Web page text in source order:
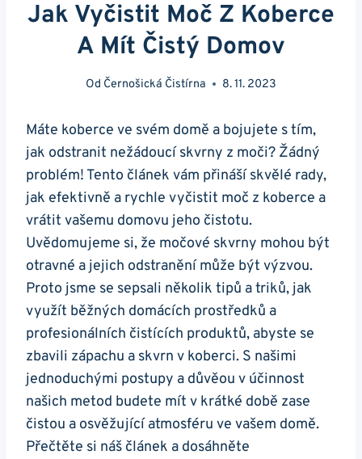
Jak Vyčistit Moč Z Koberce
A Mít Čistý Domov
Od Černošická Čistírna 8. 11. 2023
Máte koberce ve svém domě a bojujete s tím,
jak odstranit nežádoucí skvrny z moči? Žádný
problém! Tento článek vám přináší skvělé rady,
jak efektivně a rychle vyčistit moč z koberce a
vrátit vašemu domovu jeho čistotu.
Uvědomujeme si, že močové skvrny mohou být
otravné a jejich odstranění může být výzvou.
Proto jsme se sepsali několik tipů a triků, jak
využít běžných domácích prostředků a
profesionálních čistících produktů, abyste se
zbavili zápachu a skvrn v koberci. S našimi
jednoduchými postupy a důvěou v účinnost
našich metod budete mít v krátké době zase
čistou a osvěžující atmosféru ve vašem domě.
Přečtěte si náš článek a dosáhněte